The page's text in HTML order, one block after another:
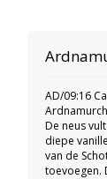
AD/09:16
De neus
diepe
van de
toevoegen.